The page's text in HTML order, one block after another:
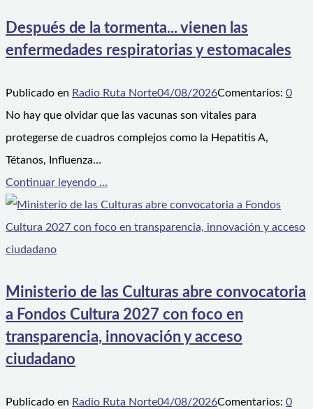
Después de la tormenta... vienen las
enfermedades respiratorias y estomacales
Publicado en Radio Ruta Norte04/08/2026Comentarios: 0
No hay que olvidar que las vacunas son vitales para
protegerse de cuadros complejos como la Hepatitis A,
Tétanos, Influenza…
Continuar leyendo ...
Ministerio de las Culturas abre convocatoria
a Fondos Cultura 2027 con foco en
transparencia, innovación y acceso
ciudadano
Publicado en Radio Ruta Norte04/08/2026Comentarios: 0